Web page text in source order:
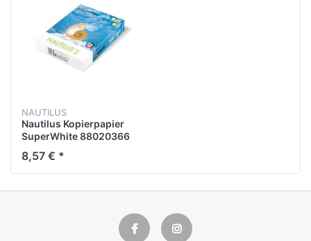
NAUTILUS
Nautilus Kopierpapier
SuperWhite 88020366
DIN A4 500 Bl./Pack.
8,57 € *